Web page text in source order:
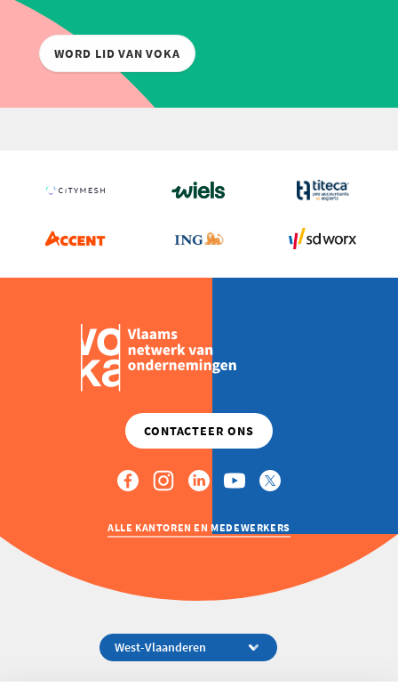
WORD LID VAN VOKA
ALLE KANTOREN EN MEDEWERKERS